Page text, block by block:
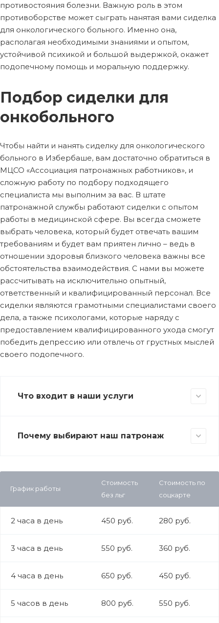
противостояния болезни. Важную роль в этом
противоборстве может сыграть нанятая вами сиделка
для онкологического больного. Именно она,
располагая необходимыми знаниями и опытом,
устойчивой психикой и большой выдержкой, окажет
подопечному помощь и моральную поддержку.
Подбор сиделки для
онкобольного
Чтобы найти и нанять сиделку для онкологического
больного в Избербаше, вам достаточно обратиться в
МЦСО «Ассоциация патронажных работников», и
сложную работу по подбору подходящего
специалиста мы выполним за вас. В штате
патронажной службы работают сиделки с опытом
работы в медицинской сфере. Вы всегда сможете
выбрать человека, который будет отвечать вашим
требованиям и будет вам приятен лично – ведь в
отношении здоровья близкого человека важны все
обстоятельства взаимодействия. С нами вы можете
рассчитывать на исключительно опытный,
ответственный и квалифицированный персонал. Все
сиделки являются грамотными специалистами своего
дела, а также психологами, которые наряду с
предоставлением квалифицированного ухода смогут
победить депрессию или отвлечь от грустных мыслей
своего подопечного.
Что входит в наши услуги
Почему выбирают наш патронаж
График работы
Стоимость
без льг
Стоимость по
соцкарте
2 часа в день 450 руб. 280 руб.
3 часа в день 550 руб. 360 руб.
4 часа в день 650 руб. 450 руб.
5 часов в день 800 руб. 550 руб.